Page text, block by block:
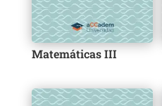
Matemáticas III